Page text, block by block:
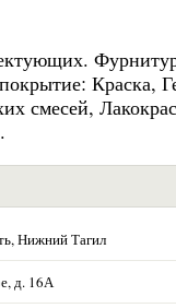
Краска,
смесей,
Нижний Тагил
д. 16А